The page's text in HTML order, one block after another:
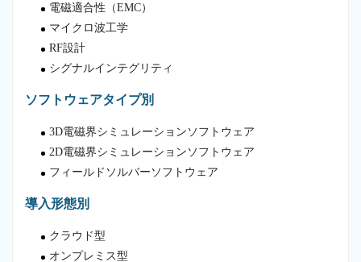
電磁適合性（EMC）
マイクロ波工学
RF設計
シグナルインテグリティ
ソフトウェアタイプ別
3D電磁界シミュレーションソフトウェア
2D電磁界シミュレーションソフトウェア
フィールドソルバーソフトウェア
導入形態別
クラウド型
オンプレミス型